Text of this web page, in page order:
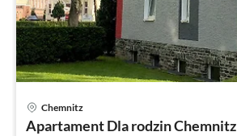
Chemnitz
Apartament Dla rodzin Chemnitz